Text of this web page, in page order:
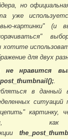
но
уже
картинки" (и
хотите
для двух
не нравится
.
в данный
картинку,